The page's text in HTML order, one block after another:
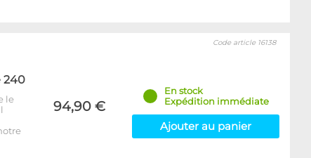
240
le
94,90 €
Code article 16138
En stock
Expédition immédiate
Ajouter au panier